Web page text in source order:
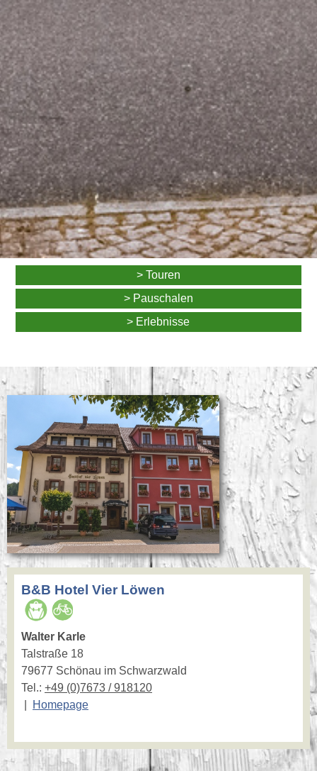
> Touren
> Pauschalen
> Erlebnisse
B&B Hotel Vier Löwen
Walter Karle
Talstraße 18
79677 Schönau im Schwarzwald
Tel.: +49 (0)7673 / 918120
Homepage